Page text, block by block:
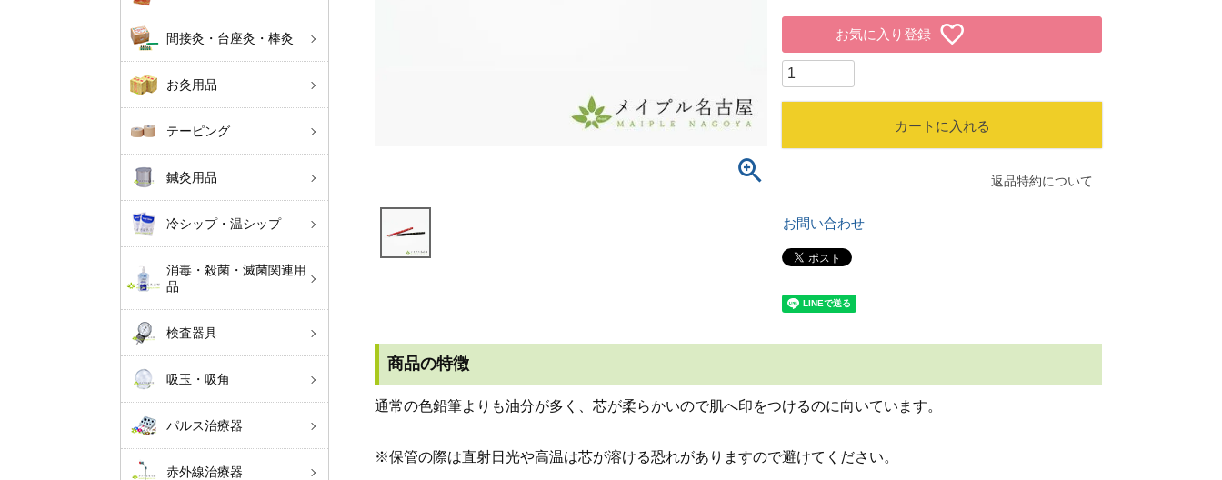
間接灸・台座灸・棒灸
お灸用品
テーピング
鍼灸用品
冷シップ・温シップ
消毒・殺菌・滅菌関連用
品
検査器具
吸玉・吸角
パルス治療器
赤外線治療器
必
須
お気に入り登録
カートに入れる
返品特約について
お問い合わせ
商品の特徴
通常の色鉛筆よりも油分が多く、芯が柔らかいので肌へ印をつけるのに向いています。
※保管の際は直射日光や高温は芯が溶ける恐れがありますので避けてください。